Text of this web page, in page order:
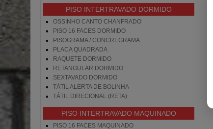
PISO INTERTRAVADO DORMIDO
OSSINHO CANTO CHANFRADO
PISO 16 FACES DORMIDO
PISOGRAMA / CONCREGRAMA
PLACA QUADRADA
RAQUETE DORMIDO
RETANGULAR DORMIDO
SEXTAVADO DORMIDO
TÁTIL ALERTA DE BOLINHA
TÁTIL DIRECIONAL (RETA)
PISO INTERTRAVADO MAQUINADO
PISO 16 FACES MAQUINADO